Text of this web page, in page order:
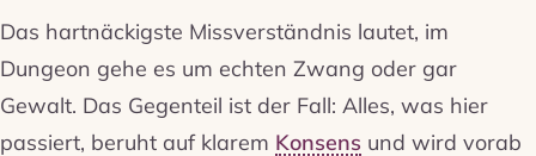
Das hartnäckigste Missverständnis lautet, im
Dungeon gehe es um echten Zwang oder gar
Gewalt. Das Gegenteil ist der Fall: Alles, was hier
passiert, beruht auf klarem Konsens und wird vorab